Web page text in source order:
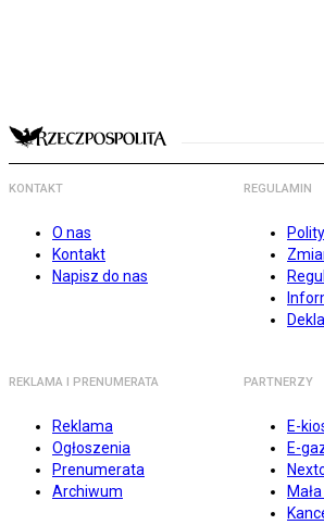
KONTAKT
O nas
Kontakt
Napisz do nas
REGULAMIN
REKLAMA I PRENUMERATA
Reklama
Ogłoszenia
Prenumerata
Archiwum
PARTNERZY
E-
E-